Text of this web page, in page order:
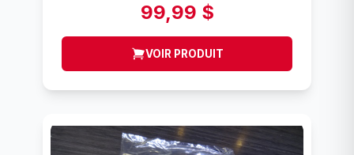
99,99 $
VOIR PRODUIT